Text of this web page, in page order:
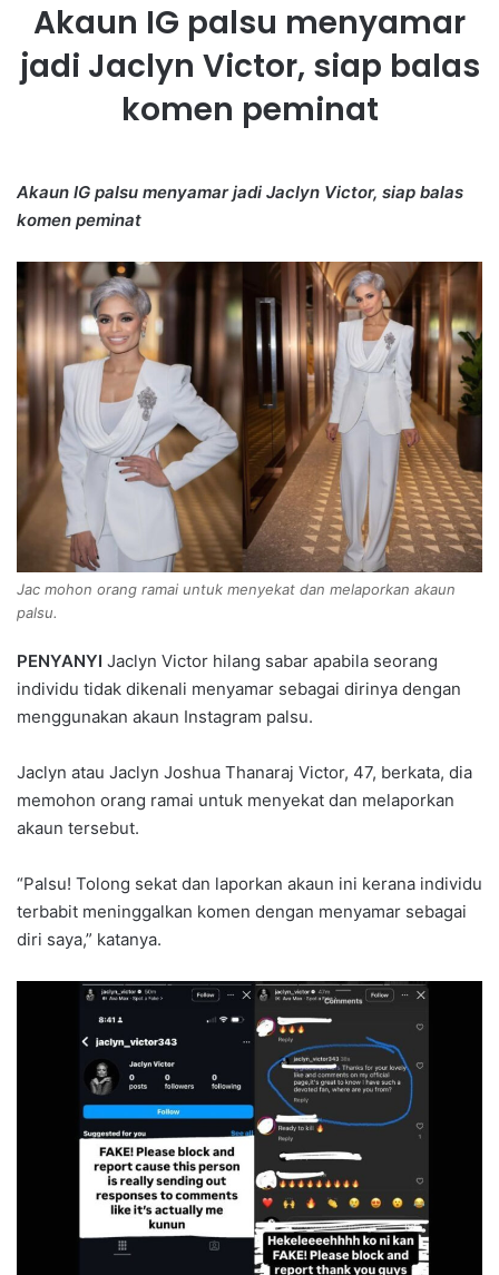
Akaun IG palsu menyamar
jadi Jaclyn Victor, siap balas
komen peminat
Akaun IG palsu menyamar jadi Jaclyn Victor, siap balas
komen peminat
Jac mohon orang ramai untuk menyekat dan melaporkan akaun
palsu.
PENYANYI Jaclyn Victor hilang sabar apabila seorang
individu tidak dikenali menyamar sebagai dirinya dengan
menggunakan akaun Instagram palsu.
Jaclyn atau Jaclyn Joshua Thanaraj Victor, 47, berkata, dia
memohon orang ramai untuk menyekat dan melaporkan
akaun tersebut.
“Palsu! Tolong sekat dan laporkan akaun ini kerana individu
terbabit meninggalkan komen dengan menyamar sebagai
diri saya,” katanya.